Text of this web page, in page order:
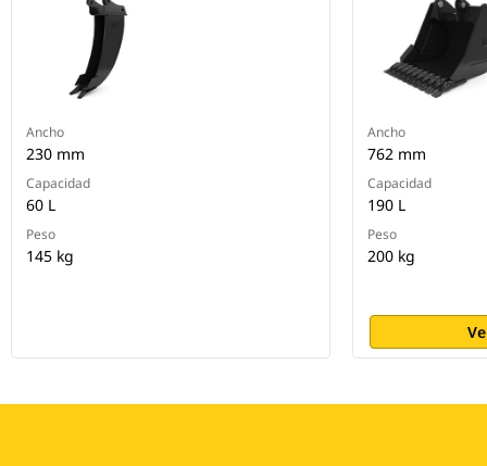
Ancho
230 mm
Capacidad
60 L
Peso
145 kg
Ancho
762 mm
Capacidad
190 L
Peso
200 kg